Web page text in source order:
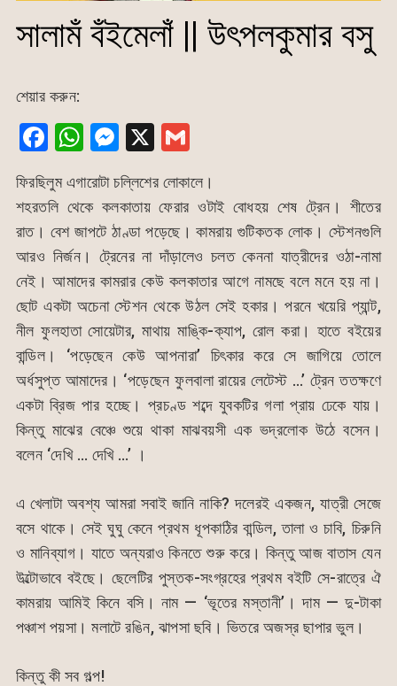
সালামঁ বঁইমেলাঁ || উৎপলকুমার বসু
শেয়ার করুন:
F
c
e
b
o
o
k
W
h
at
s
A
p
p
M
e
s
s
e
n
g
er
X G
ai
l
ফিরছিলুম এগারোটা চল্লিশের লোকালে।
শহরতলি থেকে কলকাতায় ফেরার ওটাই বোধহয় শেষ ট্রেন। শীতের
রাত। বেশ জাপটে ঠাণ্ডা পড়েছে। কামরায় গুটিকতক লোক। স্টেশনগুলি
আরও নির্জন। ট্রেনের না দাঁড়ালেও চলত কেননা যাত্রীদের ওঠা-নামা
নেই। আমাদের কামরার কেউ কলকাতার আগে নামছে বলে মনে হয় না।
ছোট একটা অচেনা স্টেশন থেকে উঠল সেই হকার। পরনে খয়েরি প্যান্ট,
নীল ফুলহাতা সোয়েটার, মাথায় মাঙ্কি-ক্যাপ, রোল করা। হাতে বইয়ের
বান্ডিল। ‘পড়েছেন কেউ আপনারা’ চিৎকার করে সে জাগিয়ে তোলে
অর্ধসুপ্ত আমাদের। ‘পড়েছেন ফুলবালা রায়ের লেটেস্ট …’ ট্রেন ততক্ষণে
একটা ব্রিজ পার হচ্ছে। প্রচণ্ড শব্দে যুবকটির গলা প্রায় ঢেকে যায়।
কিন্তু মাঝের বেঞ্চে শুয়ে থাকা মাঝবয়সী এক ভদ্রলোক উঠে বসেন।
বলেন ‘দেখি … দেখি …’ ।
এ খেলাটা অবশ্য আমরা সবাই জানি নাকি? দলেরই একজন, যাত্রী সেজে
বসে থাকে। সেই ঘুঘু কেনে প্রথম ধূপকাঠির বান্ডিল, তালা ও চাবি, চিরুনি
ও মানিব্যাগ। যাতে অন্যরাও কিনতে শুরু করে। কিন্তু আজ বাতাস যেন
উল্টোভাবে বইছে। ছেলেটির পুস্তক-সংগ্রহের প্রথম বইটি সে-রাত্রে ঐ
কামরায় আমিই কিনে বসি। নাম — ‘ভূতের মস্তানী’। দাম — দু-টাকা
পঞ্চাশ পয়সা। মলাটে রঙিন, ঝাপসা ছবি। ভিতরে অজস্র ছাপার ভুল।
কিন্তু কী সব গল্প!